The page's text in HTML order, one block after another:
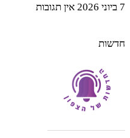
7 ביוני 2026
אין תגובות
חדשות